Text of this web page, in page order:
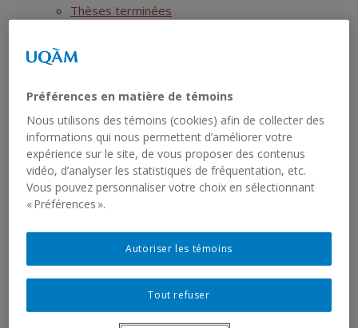
Thèses terminées
Activités scientifiques
Ressources
Liste des rapports sériels
RCHTQ
Présentation
Bulletins
Autres publications du RCHTQ
Réseau institutionnel
Fiches institutions Montréal
Préférences en matière de témoins
Nous utilisons des témoins (cookies) afin de collecter des
informations qui nous permettent d’améliorer votre
expérience sur le site, de vous proposer des contenus
vidéo, d’analyser les statistiques de fréquentation, etc.
Vous pouvez personnaliser votre choix en sélectionnant
« Préférences ».
Tout refuser
Autoriser les témoins